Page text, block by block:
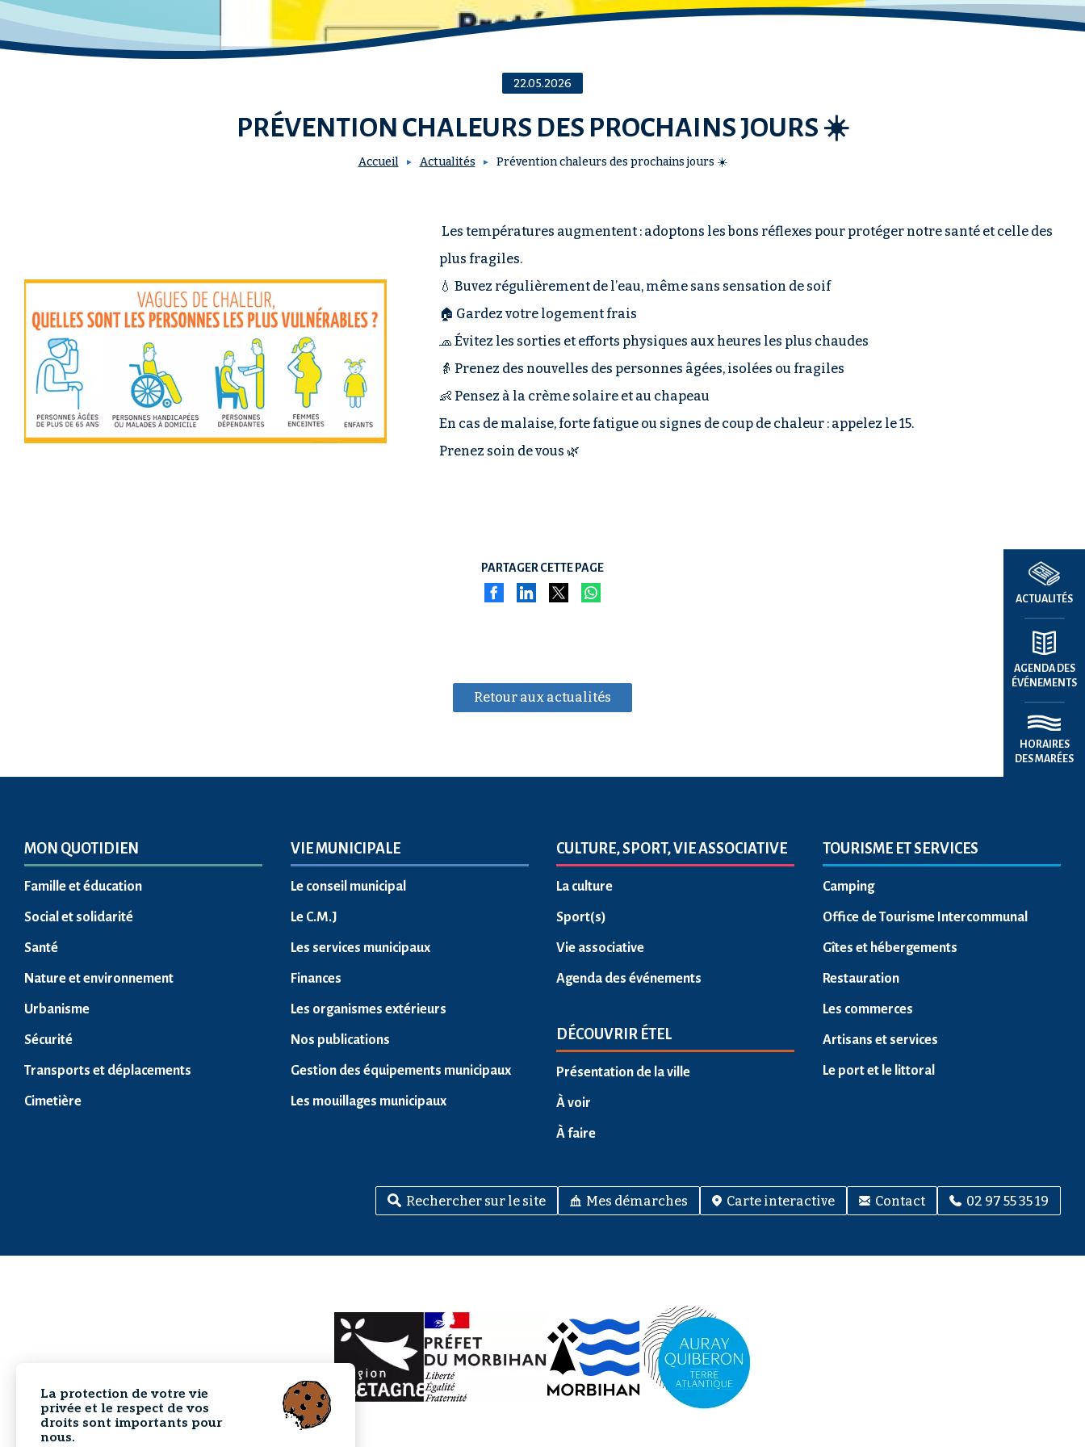
22.05.2026
PRÉVENTION CHALEURS DES PROCHAINS JOURS ☀️
Accueil Actualités Prévention chaleurs des prochains jours ☀️
Les températures augmentent : adoptons les bons réflexes pour protéger notre santé et celle des
plus fragiles.
💧 Buvez régulièrement de l’eau, même sans sensation de soif
🏠 Gardez votre logement frais
🧢 Évitez les sorties et efforts physiques aux heures les plus chaudes
👵 Prenez des nouvelles des personnes âgées, isolées ou fragiles
👶 Pensez à la crème solaire et au chapeau
En cas de malaise, forte fatigue ou signes de coup de chaleur : appelez le 15.
Prenez soin de vous 🌿
PARTAGER CETTE PAGE
Retour aux actualités
MON QUOTIDIEN
Famille et éducation
Social et solidarité
Santé
Nature et environnement
Urbanisme
Sécurité
Transports et déplacements
Cimetière
VIE MUNICIPALE
Le conseil municipal
Le C.M.J
Les services municipaux
Finances
Les organismes extérieurs
Nos publications
Gestion des équipements municipaux
Les mouillages municipaux
CULTURE, SPORT, VIE ASSOCIATIVE
La culture
Sport(s)
Vie associative
Agenda des événements
DÉCOUVRIR ÉTEL
Présentation de la ville
À voir
À faire
TOURISME ET SERVICES
Camping
Office de Tourisme Intercommunal
Gîtes et hébergements
Restauration
Les commerces
Artisans et services
Le port et le littoral
Rechercher sur le site Mes démarches Carte interactive Contact 02 97 55 35 19
ACTUALITÉS
AGENDA DES
ÉVÉNEMENTS
HORAIRES
DES MARÉES
La protection de votre vie
privée et le respect de vos
droits sont importants pour
nous.